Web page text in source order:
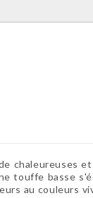
chaleureuses
touffe basse
au couleurs